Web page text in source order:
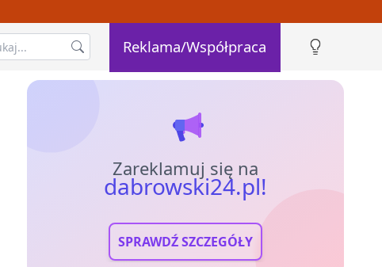
Reklama/Współpraca
Zareklamuj się na
dabrowski24.pl!
SPRAWDŹ SZCZEGÓŁY